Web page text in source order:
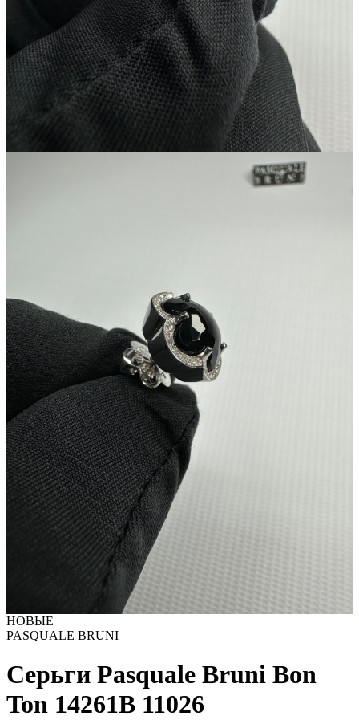
НОВЫЕ
PASQUALE BRUNI
Серьги Pasquale Bruni Bon
Ton 14261B 11026